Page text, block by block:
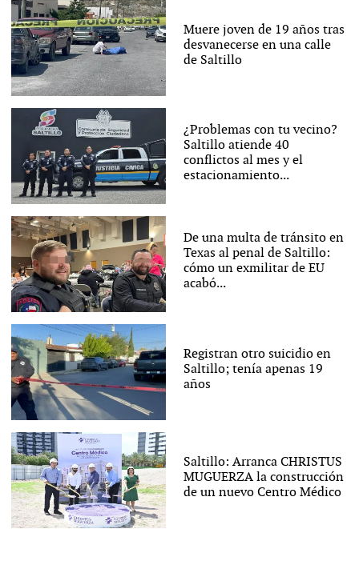
Muere joven de 19 años tras
desvanecerse en una calle
de Saltillo
¿Problemas con tu vecino?
Saltillo atiende 40
conflictos al mes y el
estacionamiento...
De una multa de tránsito en
Texas al penal de Saltillo:
cómo un exmilitar de EU
acabó...
Registran otro suicidio en
Saltillo; tenía apenas 19
años
Saltillo: Arranca CHRISTUS
MUGUERZA la construcción
de un nuevo Centro Médico